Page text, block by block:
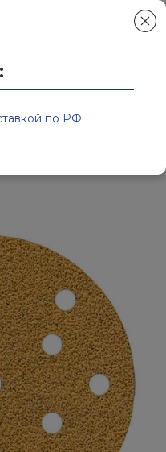
продукции и
GOLD D150
по РФ